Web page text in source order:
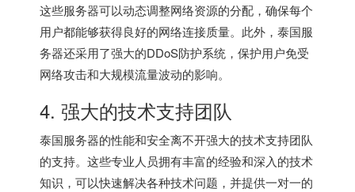
这些服务器可以动态调整网络资源的分配，确保每个
用户都能够获得良好的网络连接质量。此外，泰国服
务器还采用了强大的DDoS防护系统，保护用户免受
网络攻击和大规模流量波动的影响。
4. 强大的技术支持团队
泰国服务器的性能和安全离不开强大的技术支持团队
的支持。这些专业人员拥有丰富的经验和深入的技术
知识，可以快速解决各种技术问题，并提供一对一的